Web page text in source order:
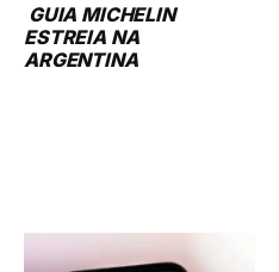
GUIA MICHELIN
ESTREIA NA
ARGENTINA